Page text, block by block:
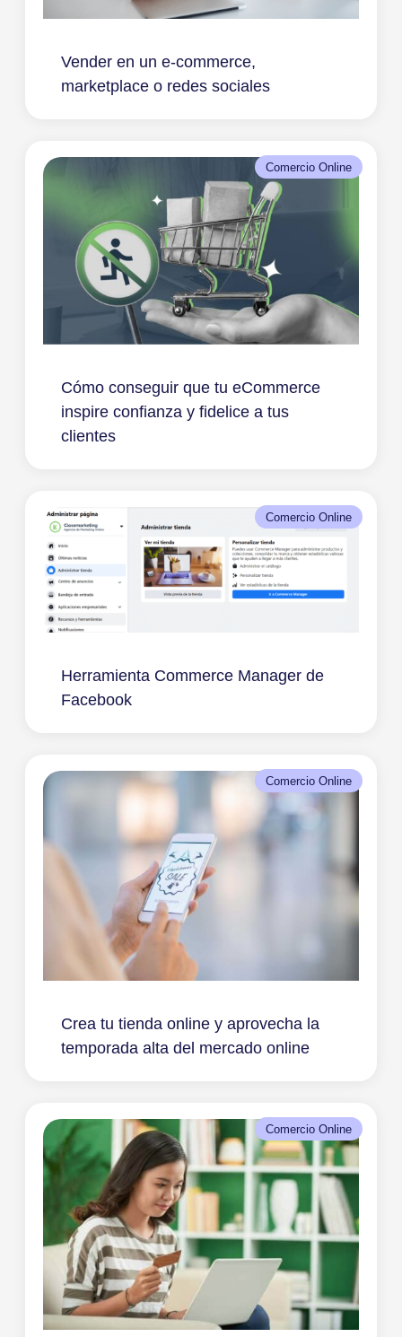
Vender en un e-commerce,
marketplace o redes sociales
Comercio Online
Cómo conseguir que tu eCommerce
inspire confianza y fidelice a tus
clientes
Comercio Online
Herramienta Commerce Manager de
Facebook
Comercio Online
Crea tu tienda online y aprovecha la
temporada alta del mercado online
Comercio Online